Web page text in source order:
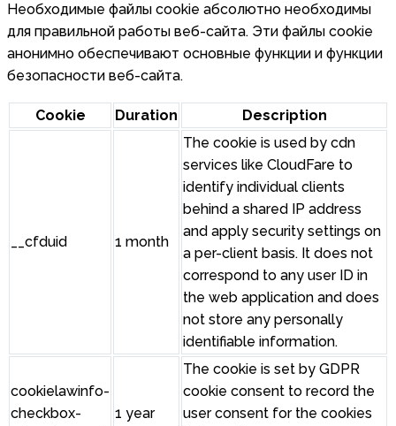
Необходимые файлы cookie абсолютно необходимы
для правильной работы веб-сайта. Эти файлы cookie
анонимно обеспечивают основные функции и функции
безопасности веб-сайта.
Cookie Duration Description
__cfduid 1 month
The cookie is used by cdn
services like CloudFare to
identify individual clients
behind a shared IP address
and apply security settings on
a per-client basis. It does not
correspond to any user ID in
the web application and does
not store any personally
identifiable information.
cookielawinfo-
checkbox-
1 year
The cookie is set by GDPR
cookie consent to record the
user consent for the cookies